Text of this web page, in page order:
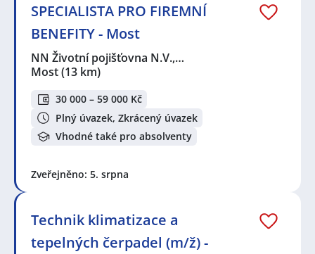
SPECIALISTA PRO FIREMNÍ
BENEFITY - Most
NN Životní pojišťovna N.V.,…
Most(13 km)
30 000 – 59 000 Kč
Plný úvazek, Zkrácený úvazek
Vhodné také pro absolventy
Zveřejněno: 5. srpna
Technik klimatizace a
tepelných čerpadel (m/ž) -